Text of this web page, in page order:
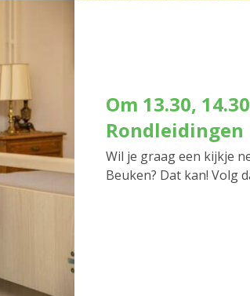
Om 13.30,
Rondleidingen
Wil je graag een kijkje
Beuken? Dat kan! Volg